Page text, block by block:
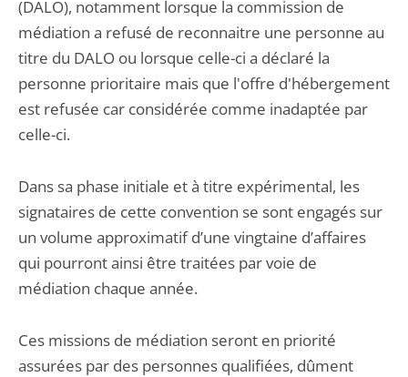
(DALO), notamment lorsque la commission de
médiation a refusé de reconnaitre une personne au
titre du DALO ou lorsque celle-ci a déclaré la
personne prioritaire mais que l'offre d'hébergement
est refusée car considérée comme inadaptée par
celle-ci.
Dans sa phase initiale et à titre expérimental, les
signataires de cette convention se sont engagés sur
un volume approximatif d’une vingtaine d’affaires
qui pourront ainsi être traitées par voie de
médiation chaque année.
Ces missions de médiation seront en priorité
assurées par des personnes qualifiées, dûment